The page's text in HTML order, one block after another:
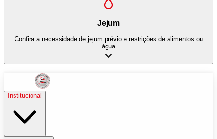
Jejum
Confira a necessidade de jejum prévio e restrições de alimentos ou
água
Institucional